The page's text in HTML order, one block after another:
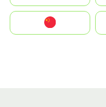
中國香港特別行政區